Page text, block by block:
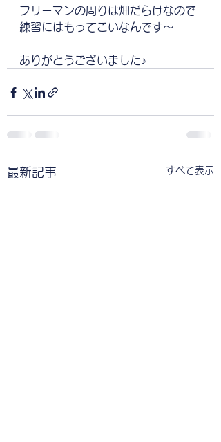
フリーマンの周りは畑だらけなので
練習にはもってこいなんです〜
ありがとうございました♪
最新記事 すべて表示